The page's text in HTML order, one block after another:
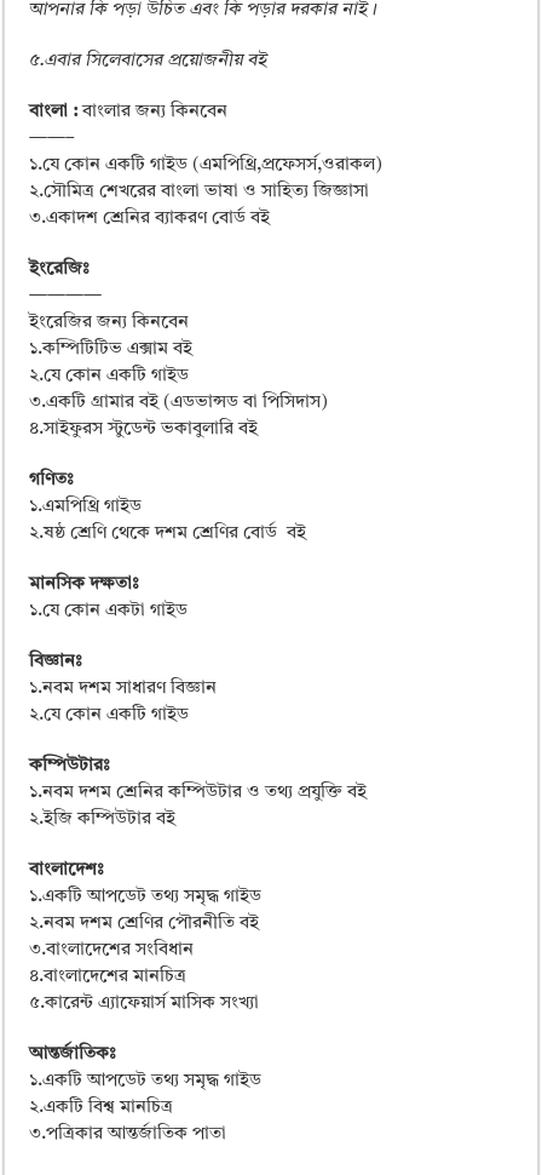
আপনার কি পড়া উচিত এবং কি পড়ার দরকার নাই।
৫.এবার সিলেবাসের প্রয়োজনীয় বই
বাংলা :বাংলার জন্য কিনবেন
——–
১.যে কোন একটি গাইড (এমপিথ্রি,প্রফেসর্স,ওরাকল)
২.সৌমিত্র শেখরের বাংলা ভাষা ও সাহিত্য জিজ্ঞাসা
৩.একাদশ শ্রেনির ব্যাকরণ বোর্ড বই
ইংরেজিঃ
————
ইংরেজির জন্য কিনবেন
১.কম্পিটিটিভ এক্সাম বই
২.যে কোন একটি গাইড
৩.একটি গ্রামার বই (এডভান্সড বা পিসিদাস)
৪.সাইফুরস স্টুডেন্ট ভকাবুলারি বই
গণিতঃ
১.এমপিথ্রি গাইড
২.ষষ্ঠ শ্রেণি থেকে দশম শ্রেণির বোর্ড বই
মানসিক দক্ষতাঃ
১.যে কোন একটা গাইড
বিজ্ঞানঃ
১.নবম দশম সাধারণ বিজ্ঞান
২.যে কোন একটি গাইড
কম্পিউটারঃ
১.নবম দশম শ্রেনির কম্পিউটার ও তথ্য প্রযুক্তি বই
২.ইজি কম্পিউটার বই
বাংলাদেশঃ
১.একটি আপডেট তথ্য সমৃদ্ধ গাইড
২.নবম দশম শ্রেণির পৌরনীতি বই
৩.বাংলাদেশের সংবিধান
৪.বাংলাদেশের মানচিত্র
৫.কারেন্ট এ্যাফেয়ার্স মাসিক সংখ্যা
আন্তর্জাতিকঃ
১.একটি আপডেট তথ্য সমৃদ্ধ গাইড
২.একটি বিশ্ব মানচিত্র
৩.পত্রিকার আন্তর্জাতিক পাতা